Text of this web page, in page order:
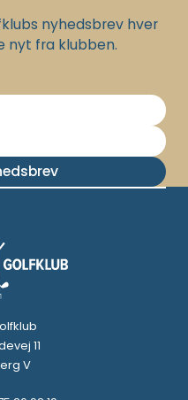
nyhedsbrev hver
nyt fra klubben.
11
V